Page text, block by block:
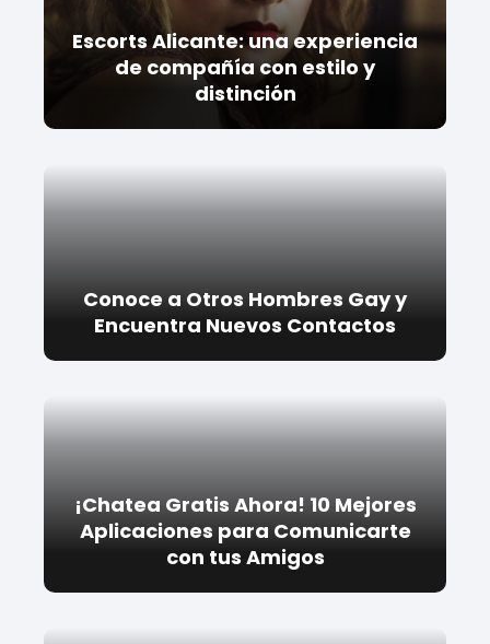
Escorts Alicante: una experiencia
de compañía con estilo y
distinción
Conoce a Otros Hombres Gay y
Encuentra Nuevos Contactos
¡Chatea Gratis Ahora! 10 Mejores
Aplicaciones para Comunicarte
con tus Amigos